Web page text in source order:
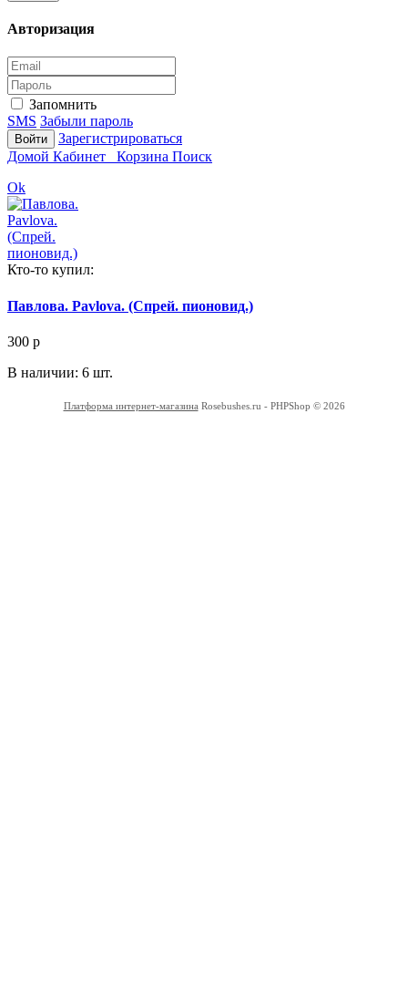
Авторизация
Запомнить
SMS Забыли пароль
Войти
Зарегистрироваться
Домой Кабинет Корзина Поиск
Ok
Кто-то купил:
Павлова. Pavlova. (Спрей. пионовид.)
300 p
В наличии: 6 шт.
Платформа интернет-магазина Rosebushes.ru - PHPShop © 2026